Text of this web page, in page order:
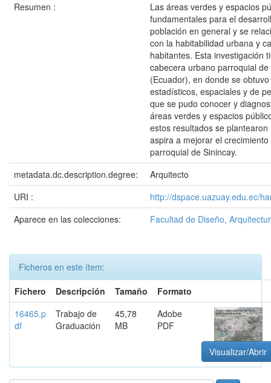
Resumen :
Las áreas verdes y espacios
fundamentales para el
población en general y se
con la habitabilidad urbana y
habitantes. Esta investigación
cabecera urbano parroquial
(Ecuador), en donde se
estadísticos, espaciales y de
que se pudo conocer y
áreas verdes y espacios
estos resultados se
aspira a mejorar el
parroquial de Sinincay.
metadata.dc.description.degree:
Arquitecto
URI :
http://dspace.uazuay.edu.ec/
Aparece en las colecciones:
Facultad de Diseño,
Ficheros en este ítem:
Fichero
Descripción Tamaño
Formato
16465.p
df
Trabajo de
Graduación
45,78
MB
Adobe
PDF
Visualizar/Abrir